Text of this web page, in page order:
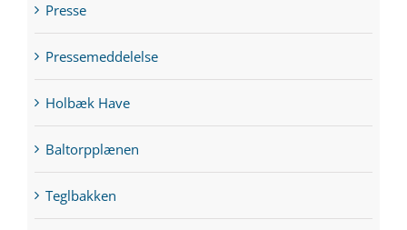
Presse
Pressemeddelelse
Holbæk Have
Baltorpplænen
Teglbakken